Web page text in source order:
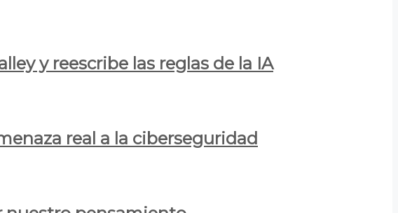
y reescribe las reglas de la IA
real a la ciberseguridad